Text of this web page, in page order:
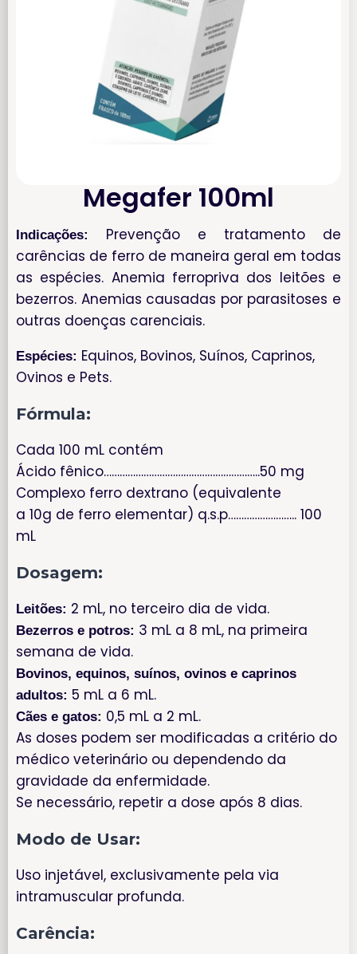
Megafer 100ml
Indicações: Prevenção e tratamento de
carências de ferro de maneira geral em todas
as espécies. Anemia ferropriva dos leitões e
bezerros. Anemias causadas por parasitoses e
outras doenças carenciais.
Espécies: Equinos, Bovinos, Suínos, Caprinos,
Ovinos e Pets.
Fórmula:
Cada 100 mL contém
Ácido fênico…………………………………………………..50 mg
Complexo ferro dextrano (equivalente
a 10g de ferro elementar) q.s.p…………………….. 100
mL
Dosagem:
Leitões: 2 mL, no terceiro dia de vida.
Bezerros e potros: 3 mL a 8 mL, na primeira
semana de vida.
Bovinos, equinos, suínos, ovinos e caprinos
adultos: 5 mL a 6 mL.
Cães e gatos: 0,5 mL a 2 mL.
As doses podem ser modificadas a critério do
médico veterinário ou dependendo da
gravidade da enfermidade.
Se necessário, repetir a dose após 8 dias.
Modo de Usar:
Uso injetável, exclusivamente pela via
intramuscular profunda.
Carência: